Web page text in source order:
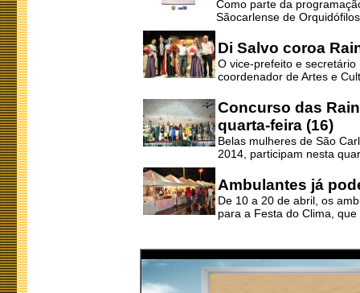
Como parte da
Sãocarlense de
Di Salvo coroa
O vice-prefeito e
coordenador de Artes e
Concurso das
quarta-feira (16)
Belas mulheres de São
2014, participam nesta
Ambulantes já
De 10 a 20 de abril, os
para a Festa do Clima,